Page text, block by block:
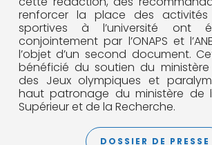
renforcer la place des
sportives à l’université ont
conjointement par l’ONAPS et
l’objet d’un second document.
bénéficié du soutien du
des Jeux olympiques et
haut patronage du ministère de
Supérieur et de la Recherche.
DOSSIER DE PRESSE